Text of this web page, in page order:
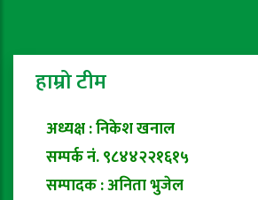
हाम्रो टीम
अध्यक्ष : निकेश खनाल
सम्पर्क नं. ९८४४२२१६१५
सम्पादक : अनिता भुजेल